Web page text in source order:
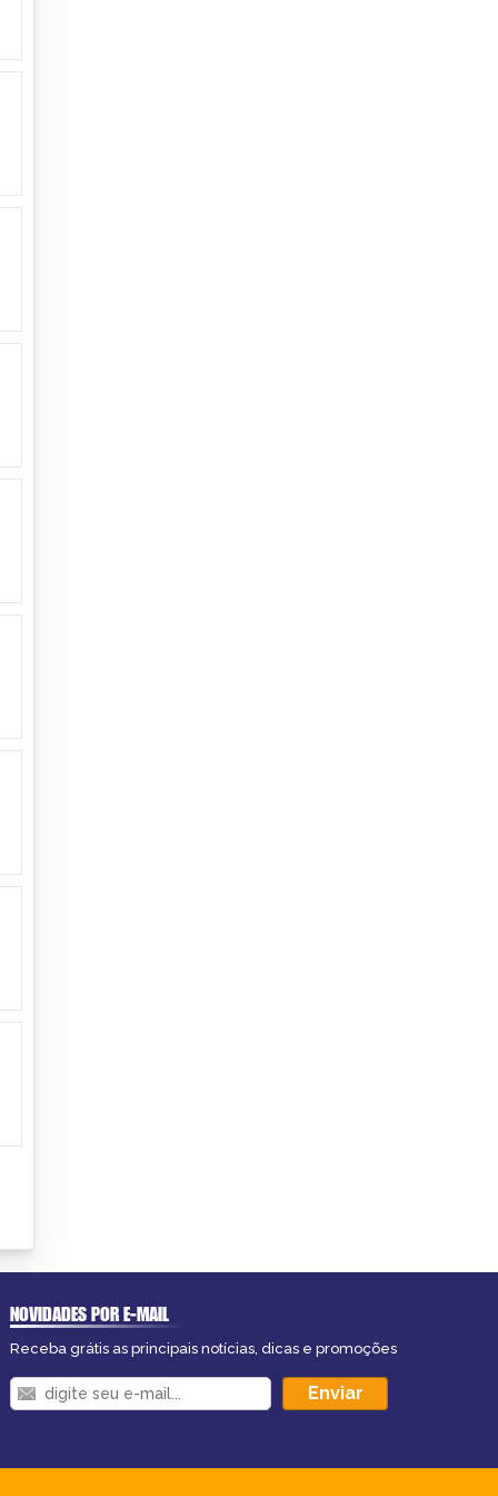
NOVIDADES POR E-MAIL
Receba grátis as principais notícias, dicas e promoções